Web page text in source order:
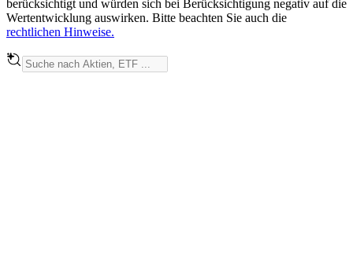
berücksichtigt und würden sich bei Berücksichtigung negativ auf die
Wertentwicklung auswirken. Bitte beachten Sie auch die
rechtlichen Hinweise.